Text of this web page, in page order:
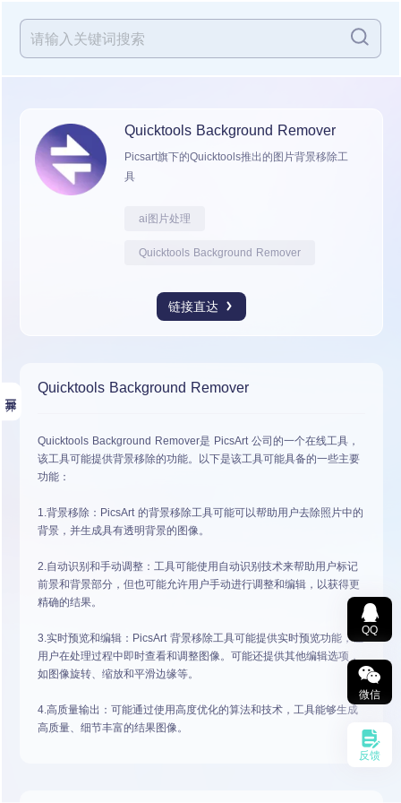
Quicktools Background Remover
Picsart旗下的Quicktools推出的图片背景移除工
具
ai图片处理
Quicktools Background Remover
链接直达
Quicktools Background Remover
Quicktools Background Remover是 PicsArt 公司的一个在线工具，
该工具可能提供背景移除的功能。以下是该工具可能具备的一些主要
功能：
1.背景移除：PicsArt 的背景移除工具可能可以帮助用户去除照片中的
背景，并生成具有透明背景的图像。
2.自动识别和手动调整：工具可能使用自动识别技术来帮助用户标记
前景和背景部分，但也可能允许用户手动进行调整和编辑，以获得更
精确的结果。
3.实时预览和编辑：PicsArt 背景移除工具可能提供实时预览功能，让
用户在处理过程中即时查看和调整图像。可能还提供其他编辑选项，
如图像旋转、缩放和平滑边缘等。
4.高质量输出：可能通过使用高度优化的算法和技术，工具能够生成
高质量、细节丰富的结果图像。
QQ
微信
反馈